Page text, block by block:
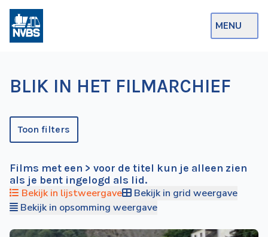
MENU
Op de Rails
NVBS Actueel
Afdelingen
Excursies
Actueel
Ons
BLIK IN HET FILMARCHIEF
Toon filters
Films met een > voor de titel kun je alleen zien
als je bent ingelogd als lid.
Bekijk in lijstweergave
Bekijk in grid weergave
Bekijk in opsomming weergave